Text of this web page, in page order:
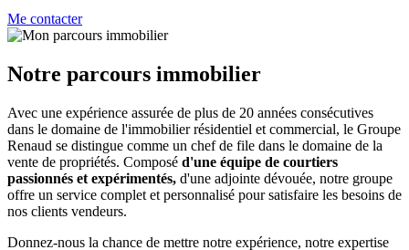
Me contacter
Notre parcours immobilier
Avec une expérience assurée de plus de 20 années consécutives
dans le domaine de l'immobilier résidentiel et commercial, le Groupe
Renaud se distingue comme un chef de file dans le domaine de la
vente de propriétés. Composé d'une équipe de courtiers
passionnés et expérimentés, d'une adjointe dévouée, notre groupe
offre un service complet et personnalisé pour satisfaire les besoins de
nos clients vendeurs.
Donnez-nous la chance de mettre notre expérience, notre expertise